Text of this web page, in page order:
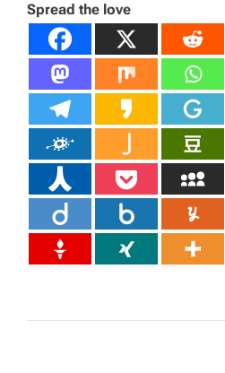
Spread the love